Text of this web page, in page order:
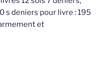
s deniers pour livre : 195
et